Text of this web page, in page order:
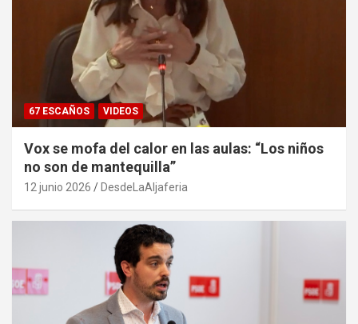
67 ESCAÑOS VIDEOS
Vox se mofa del calor en las aulas: “Los niños
no son de mantequilla”
12 junio 2026 DesdeLaAljaferia